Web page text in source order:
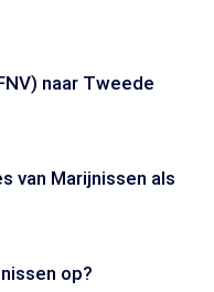
naar Tweede
van Marijnissen als
op?